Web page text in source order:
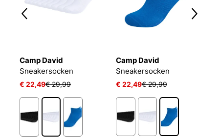
Camp David
Sneakersocken
€ 22,49€ 29,99
Camp David
Sneakersocken
€ 22,49€ 29,99